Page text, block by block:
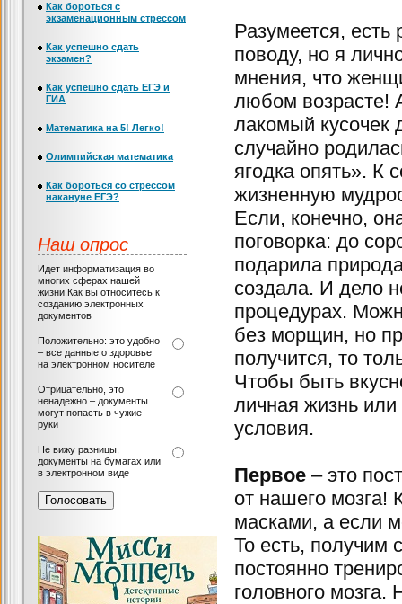
Разумеется, есть
поводу, но я
мнения, что
любом возрасте!
лакомый кусочек
случайно
ягодка опять». К
жизненную
Если, конечно,
поговорка: до
подарила
создала. И дело
процедурах.
без морщин, но
получится, то
Чтобы быть
личная жизнь
условия.
Первое – это
от нашего
масками, а если
То есть, получим
постоянно
головного мозга.
Как бороться с
экзаменационным стрессом
Как успешно сдать
экзамен?
Как успешно сдать ЕГЭ и
ГИА
Математика на 5! Легко!
Олимпийская математика
Как бороться со стрессом
накануне ЕГЭ?
Наш опрос
Идет информатизация во
многих сферах нашей
жизни.Как вы относитесь к
созданию электронных
документов
Положительно: это удобно
– все данные о здоровье
на электронном носителе
Отрицательно, это
ненадежно – документы
могут попасть в чужие
руки
Не вижу разницы,
документы на бумагах или
в электронном виде